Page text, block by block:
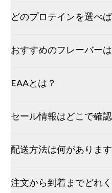
どのプロテインを選べ
おすすめのフレーバー
EAAとは？
セール情報はどこで確
配送方法は何があります
注文から到着までどれ